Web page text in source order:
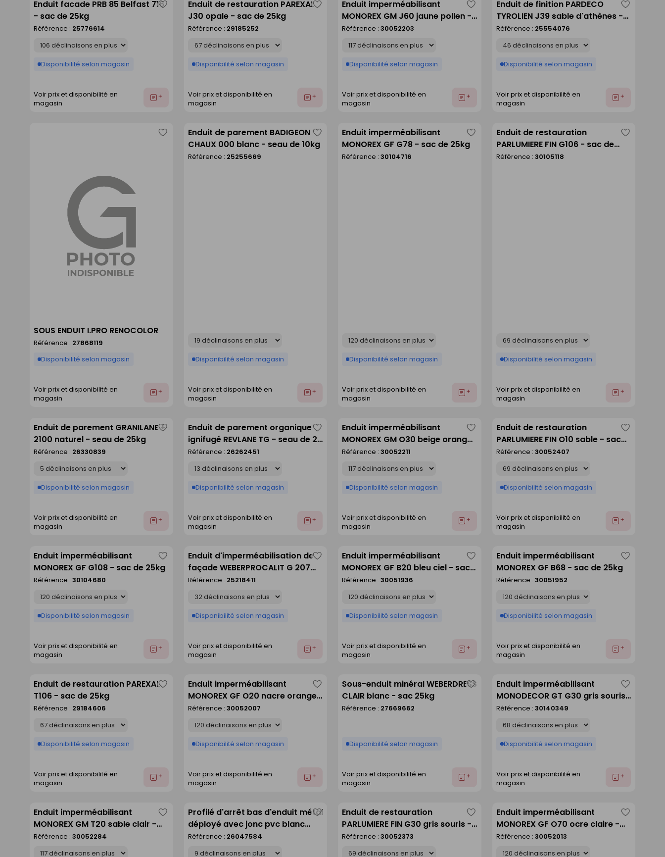
Enduit facade PRB 85 Belfast 716
- sac de 25kg
Référence : 25776614
Disponibilité selon magasin
Voir prix et disponibilité en
magasin
Ajouter
Enregistrer
comme
Enduit de restauration PAREXAL
J30 opale - sac de 25kg
Référence : 29185252
Disponibilité selon magasin
Voir prix et disponibilité en
magasin
Ajouter
Enregistrer
comme
Enduit imperméabilisant
MONOREX GM J60 jaune pollen -
sac de 25kg
Référence : 30052203
Disponibilité selon magasin
Voir prix et disponibilité en
magasin
Ajouter
Enregistrer
comme
Enduit de finition PARDECO
TYROLIEN J39 sable d'athènes -
sac de 25kg
Référence : 25554076
Disponibilité selon magasin
Voir prix et disponibilité en
magasin
Ajouter
comme
SOUS ENDUIT I.PRO RENOCOLOR
Référence : 27868119
Disponibilité selon magasin
Voir prix et disponibilité en
magasin
Ajouter
Enregistrer
comme
Enduit de parement BADIGEON
CHAUX 000 blanc - seau de 10kg
Référence : 25255669
Disponibilité selon magasin
Voir prix et disponibilité en
magasin
Ajouter
Enregistrer
comme
Enduit imperméabilisant
MONOREX GF G78 - sac de 25kg
Référence : 30104716
Disponibilité selon magasin
Voir prix et disponibilité en
magasin
Ajouter
Enregistrer
comme
Enduit de restauration
PARLUMIERE FIN G106 - sac de
25kg
Référence : 30105118
Disponibilité selon magasin
Voir prix et disponibilité en
magasin
Ajouter
Enduit de parement GRANILANE +
2100 naturel - seau de 25kg
Référence : 26330839
Disponibilité selon magasin
Voir prix et disponibilité en
magasin
Ajouter
Enregistrer
comme
Enduit de parement organique
ignifugé REVLANE TG - seau de 25
kg - G00 naturel
Référence : 26262451
Disponibilité selon magasin
Voir prix et disponibilité en
magasin
Ajouter
Enregistrer
comme
Enduit imperméabilisant
MONOREX GM O30 beige orange
- sac de 25kg
Référence : 30052211
Disponibilité selon magasin
Voir prix et disponibilité en
magasin
Ajouter
Enregistrer
comme
Enduit de restauration
PARLUMIERE FIN O10 sable - sac
de 25kg
Référence : 30052407
Disponibilité selon magasin
Voir prix et disponibilité en
magasin
Ajouter
comme
Enduit imperméabilisant
MONOREX GF G108 - sac de 25kg
Référence : 30104680
Disponibilité selon magasin
Voir prix et disponibilité en
magasin
Ajouter
Enregistrer
comme
Enduit d'imperméabilisation de
façade WEBERPROCALIT G 207
beige clair - sac de 25kg
Référence : 25218411
Disponibilité selon magasin
Voir prix et disponibilité en
magasin
Ajouter
Enregistrer
comme
Enduit imperméabilisant
MONOREX GF B20 bleu ciel - sac
de 25kg
Référence : 30051936
Disponibilité selon magasin
Voir prix et disponibilité en
magasin
Ajouter
Enregistrer
comme
Enduit imperméabilisant
MONOREX GF B68 - sac de 25kg
Référence : 30051952
Disponibilité selon magasin
Voir prix et disponibilité en
magasin
Ajouter
Enduit de restauration PAREXAL
T106 - sac de 25kg
Référence : 29184606
Disponibilité selon magasin
Voir prix et disponibilité en
magasin
Ajouter
Enregistrer
comme
Enduit imperméabilisant
MONOREX GF O20 nacre orange -
sac de 25kg
Référence : 30052007
Disponibilité selon magasin
Voir prix et disponibilité en
magasin
Ajouter
Enregistrer
comme
Sous-enduit minéral WEBERDRESS
CLAIR blanc - sac 25kg
Référence : 27669662
Disponibilité selon magasin
Voir prix et disponibilité en
magasin
Ajouter
Enregistrer
comme
Enduit imperméabilisant
MONODECOR GT G30 gris souris
- sac de 25kg
Référence : 30140349
Disponibilité selon magasin
Voir prix et disponibilité en
magasin
Ajouter
comme
Enduit imperméabilisant
MONOREX GM T20 sable clair -
sac de 25kg
Référence : 30052284
Enregistrer
comme
Profilé d'arrêt bas d'enduit métal
déployé avec jonc pvc blanc
ép.15mm long.3m
Référence : 26047584
Enregistrer
comme
Enduit de restauration
PARLUMIERE FIN G30 gris souris -
sac de 25kg
Référence : 30052373
Enregistrer
comme
Enduit imperméabilisant
MONOREX GF O70 ocre claire -
sac de 25kg
Référence : 30052013
comme